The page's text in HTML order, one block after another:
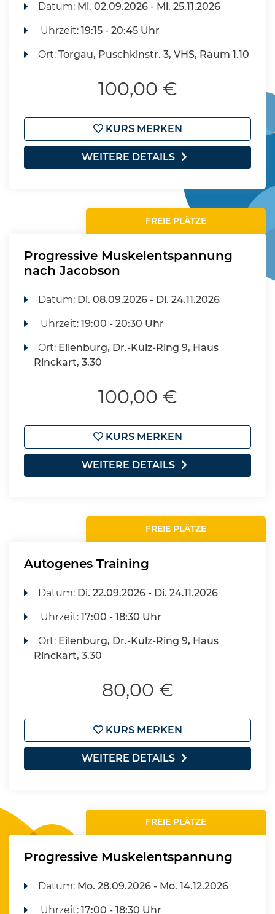
Datum: Mi. 02.09.2026 - Mi. 25.11.2026
Uhrzeit:19:15 - 20:45 Uhr
Ort:Torgau, Puschkinstr. 3, VHS, Raum 1.10
100,00 €
KURS MERKEN
WEITERE DETAILS
FREIE PLÄTZE
Progressive Muskelentspannung
nach Jacobson
Datum: Di. 08.09.2026 - Di. 24.11.2026
Uhrzeit:19:00 - 20:30 Uhr
Ort: Eilenburg, Dr.-Külz-Ring 9, Haus
Rinckart, 3.30
100,00 €
KURS MERKEN
WEITERE DETAILS
FREIE PLÄTZE
Autogenes Training
Datum: Di. 22.09.2026 - Di. 24.11.2026
Uhrzeit:17:00 - 18:30 Uhr
Ort: Eilenburg, Dr.-Külz-Ring 9, Haus
Rinckart, 3.30
80,00 €
KURS MERKEN
WEITERE DETAILS
FREIE PLÄTZE
Progressive Muskelentspannung
Datum: Mo. 28.09.2026 - Mo. 14.12.2026
Uhrzeit:17:00 - 18:30 Uhr